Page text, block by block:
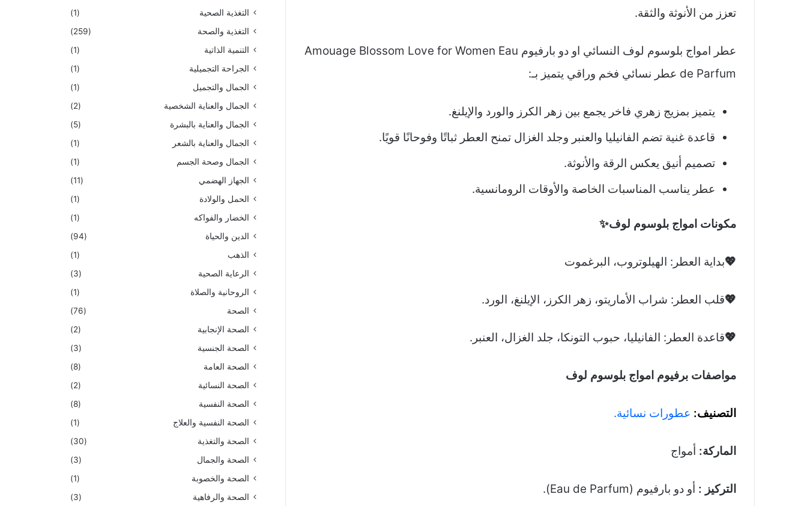
تعزز من الأنوثة والثقة.
عطر امواج بلوسوم لوف النسائي او دو بارفيوم Amouage Blossom Love for Women Eau
de Parfum عطر نسائي فخم وراقي يتميز بـ:
يتميز بمزيج زهري فاخر يجمع بين زهر الكرز والورد والإيلنغ.
قاعدة غنية تضم الفانيليا والعنبر وجلد الغزال تمنح العطر ثباتًا وفوحانًا قويًا.
تصميم أنيق يعكس الرقة والأنوثة.
عطر يناسب المناسبات الخاصة والأوقات الرومانسية.
مكونات امواج بلوسوم لوف✨
💖بداية العطر: الهيلوتروب، البرغموت
💖قلب العطر: شراب الأماريتو، زهر الكرز، الإيلنغ، الورد.
💖قاعدة العطر: الفانيليا، حبوب التونكا، جلد الغزال، العنبر.
مواصفات برفيوم امواج بلوسوم لوف
التصنيف: عطورات نسائية.
الماركة: أمواج
التركيز : أو دو بارفيوم (Eau de Parfum).
التغذية الصحية
(1)
التغذية والصحة
(259)
التنمية الذاتية
(1)
الجراحة التجميلية
(1)
الجمال والتجميل
(1)
الجمال والعناية الشخصية
(2)
الجمال والعناية بالبشرة
(5)
الجمال والعناية بالشعر
(1)
الجمال وصحة الجسم
(1)
الجهاز الهضمي
(11)
الحمل والولادة
(1)
الخضار والفواكه
(1)
الدين والحياة
(94)
الذهب
(1)
الرعاية الصحية
(3)
الروحانية والصلاة
(1)
الصحة
(76)
الصحة الإنجابية
(2)
الصحة الجنسية
(3)
الصحة العامة
(8)
الصحة النسائية
(2)
الصحة النفسية
(8)
الصحة النفسية والعلاج
(1)
الصحة والتغذية
(30)
الصحة والجمال
(3)
الصحة والخصوبة
(1)
الصحة والرفاهية
(3)